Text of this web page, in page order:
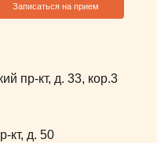
Записаться на прием
пр-кт, д. 33, кор.3
кт, д. 50